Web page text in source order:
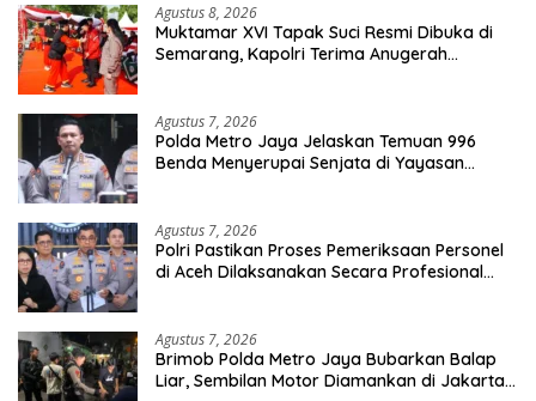
Agustus 8, 2026
Muktamar XVI Tapak Suci Resmi Dibuka di
Semarang, Kapolri Terima Anugerah
Agustus 7, 2026
Polda Metro Jaya Jelaskan Temuan 996
Benda Menyerupai Senjata di Yayasan
Agustus 7, 2026
Polri Pastikan Proses Pemeriksaan Personel
di Aceh Dilaksanakan Secara Profesional
Agustus 7, 2026
Brimob Polda Metro Jaya Bubarkan Balap
Liar, Sembilan Motor Diamankan di Jakarta